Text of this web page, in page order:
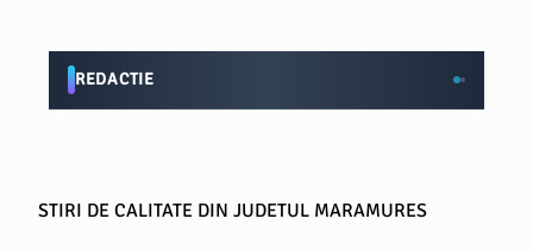
REDACTIE
STIRI DE CALITATE DIN JUDETUL MARAMURES